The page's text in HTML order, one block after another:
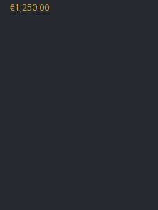
€1,250.00